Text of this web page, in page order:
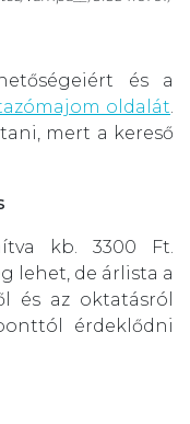
és a
oldalát
mert a kereső
kb. 3300 Ft.
lehet, de árlista a
és az oktatásról
érdeklődni